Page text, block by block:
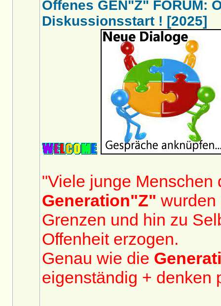
Offenes GEN"Z" FORUM:
Diskussionsstart ! [2025]
"Viele junge Menschen
Generation"Z" wurden
Grenzen und hin zu
Offenheit erzogen.
Genau wie die
eigenständig + denken